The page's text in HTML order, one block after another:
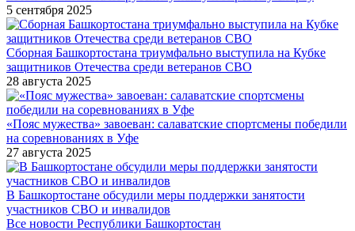
5 сентября 2025
Сборная Башкортостана триумфально выступила на Кубке
защитников Отечества среди ветеранов СВО
28 августа 2025
«Пояс мужества» завоеван: салаватские спортсмены победили
на соревнованиях в Уфе
27 августа 2025
В Башкортостане обсудили меры поддержки занятости
участников СВО и инвалидов
Все новости Республики Башкортостан